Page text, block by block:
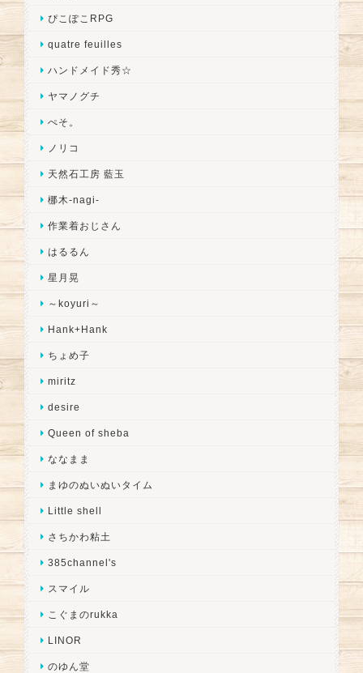
ぴこぽこRPG
quatre feuilles
ハンドメイド秀☆
ヤマノグチ
ぺそ。
ノリコ
天然石工房 藍玉
梛木-nagi-
作業着おじさん
はるるん
星月晃
～koyuri～
Hank+Hank
ちょめ子
miritz
desire
Queen of sheba
ななまま
まゆのぬいぬいタイム
Little shell
さちかわ粘土
385channel's
スマイル
こぐまのrukka
LINOR
のゆん堂